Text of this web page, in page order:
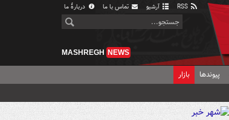
آرشیو تماس با ما دربارهٔ ما
MASHREGH NEWS
پیوندها بازار